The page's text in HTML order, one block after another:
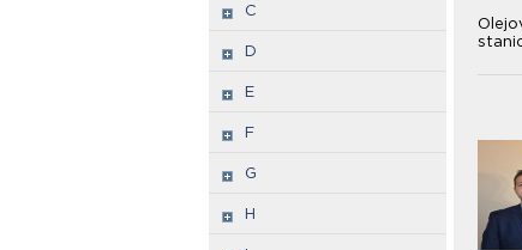
C
D
E
F
G
H